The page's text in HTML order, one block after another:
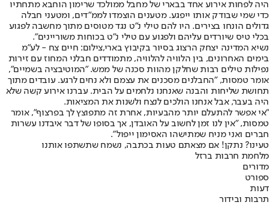
היה לפחות אירוע אחד בבארי של מחבל ממולכד שרימון הוחבא מתחתיו
כדי שמי שבודק אותו ייפגע. מטענים הוצמדו לממ"דים, ומטעני חבלה
גדולים הונחו בצירים. היו להם טילי נ"ט נגד מטוסים מתוך מחשבה לפגוע
בכלי טיס שיורדים עליהם ולפגוע עם טילי נ"ט בכוחות משוריינים".
נשיא המדינה יצחק הרצוג בסיור בקיבוץ בארי,צילום: חיים צח - לע"מ
בימים האחרונים, בין הלוויה להלוויה, מתמודדים חבלני המחוז עם זירות
נפילות טילים רבות שחלקן מהוות סכנה של ממש. "המוטיבציה בשמיים",
אומר טמסות, "החבלנים מסכנים את עצמם ולא נחים לרגע. עובדים מתוך
תחושת שליחות והבנה שאנחנו נלחמים על הבית. עברנו אירוע קשה שלא
היה בעבר, אבל אנחנו הולכים לנצח ולשנות את המציאות.
"אי אפשר להתעלם יותר מהבעיות, אחרת זה מתפוצץ לך בפרצוף", אומר
טמסות, "אין לנו זמן לחשוב על האובדן, אך בסופו של דבר איבדנו עשרות
חברים ואני מניח שמתישהו האסימון ייפול".
טעינו? נתקן! אם מצאתם טעות בכתבה, נשמח שתשתפו אותנו
מלחמת חרבות ברזל
מדורים
ספורט
דעות
תרבות ובידור